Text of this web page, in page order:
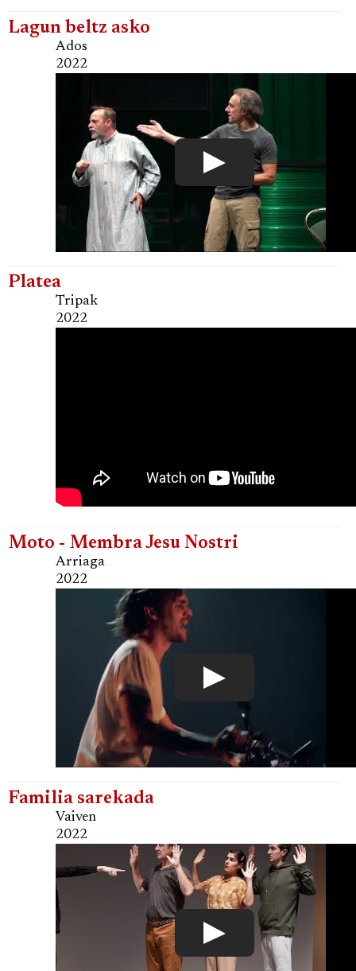
Lagun beltz asko
Ados
2022
Platea
Tripak
2022
Moto - Membra Jesu Nostri
Arriaga
2022
Familia sarekada
Vaiven
2022